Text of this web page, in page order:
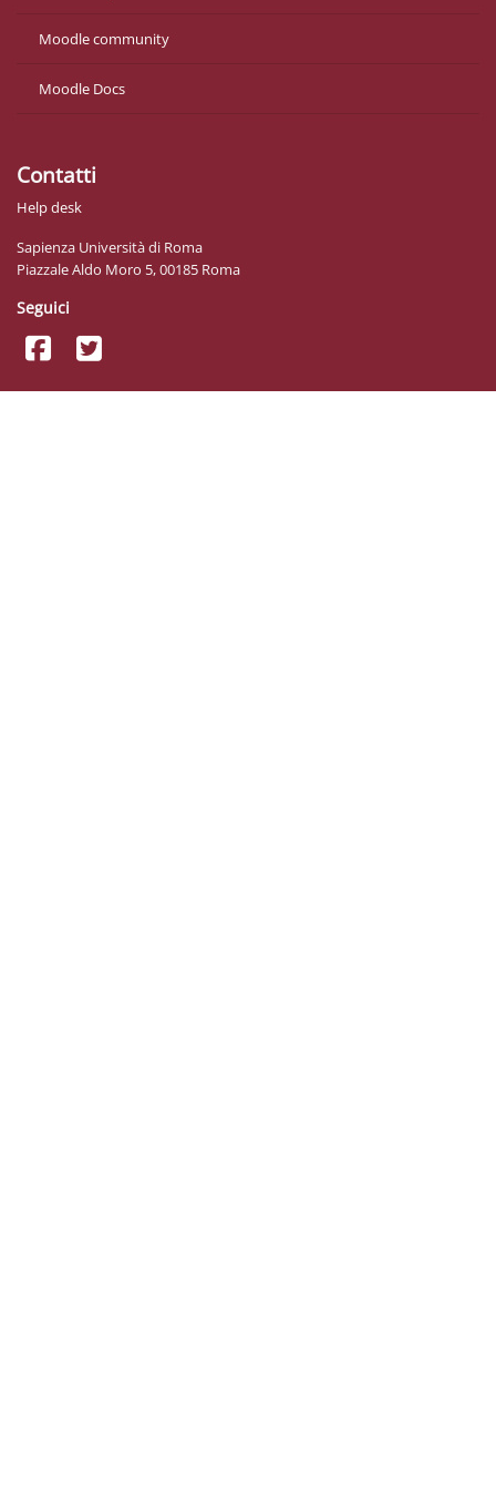
Moodle community
Moodle Docs
Contatti
Help desk
Sapienza Università di Roma
Piazzale Aldo Moro 5, 00185 Roma
Seguici